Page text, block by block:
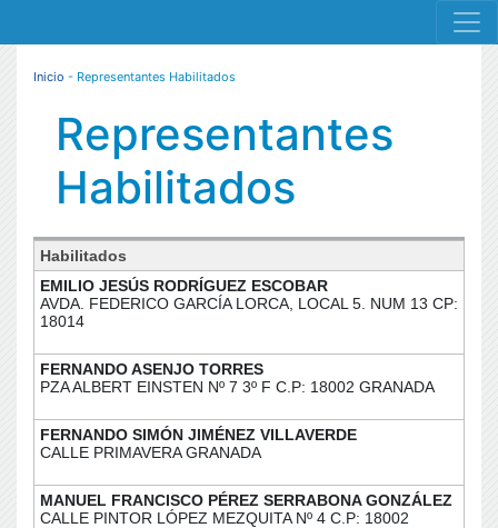
MENÚ RESPONSIVE
Inicio - Representantes Habilitados
Representantes
Habilitados
Habilitados
EMILIO JESÚS RODRÍGUEZ ESCOBAR
AVDA. FEDERICO GARCÍA LORCA, LOCAL 5. NUM 13 CP:
18014
FERNANDO ASENJO TORRES
PZA ALBERT EINSTEN Nº 7 3º F C.P: 18002 GRANADA
FERNANDO SIMÓN JIMÉNEZ VILLAVERDE
CALLE PRIMAVERA GRANADA
MANUEL FRANCISCO PÉREZ SERRABONA GONZÁLEZ
CALLE PINTOR LÓPEZ MEZQUITA Nº 4 C.P: 18002